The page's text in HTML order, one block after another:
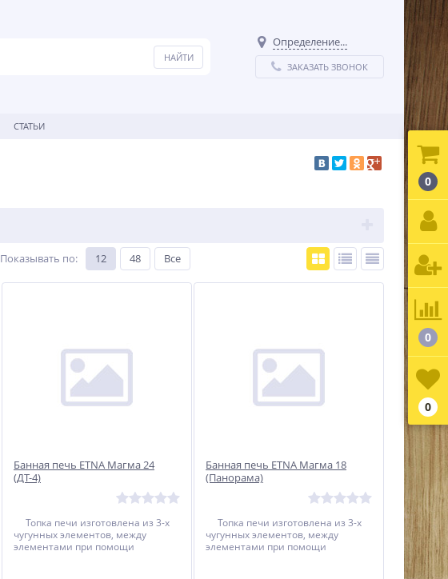
Определение...
ЗАКАЗАТЬ ЗВОНОК
СТАТЬИ
Показывать по: 12 48 Все
Банная печь ETNA Магма 24
(ДТ-4)
Топка печи изготовлена из 3-х
чугунных элементов, между
элементами при помощи
Банная печь ETNA Магма 18
(Панорама)
Топка печи изготовлена из 3-х
чугунных элементов, между
элементами при помощи
0
0
0